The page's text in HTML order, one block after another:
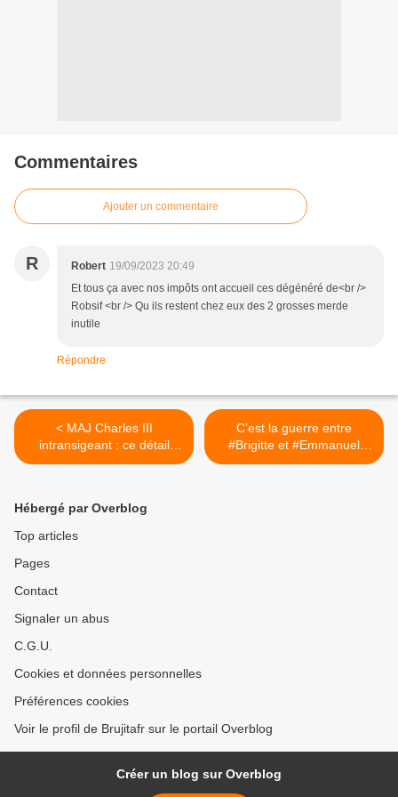
Commentaires
Ajouter un commentaire
R Robert 19/09/2023 20:49
Et tous ça avec nos impôts ont accueil ces dégénéré de<br />
Robsif <br /> Qu ils restent chez eux des 2 grosses merde
inutile
Répondre
< MAJ Charles III
intransigeant : ce détail
interdit pour sa venue en
ELISABETH BORNE
C’est la guerre entre
#Brigitte et #Emmanuel
#Macron. Vous n’en
Hébergé par Overblog
Top articles
Pages
Contact
Signaler un abus
C.G.U.
Cookies et données personnelles
Préférences cookies
Voir le profil de Brujitafr sur le portail Overblog
Créer un blog sur Overblog